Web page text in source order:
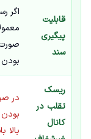
قابلیت
پیگیری
سند
اگر
ریسک
تقلب در
کانال
در
بودن
بالا